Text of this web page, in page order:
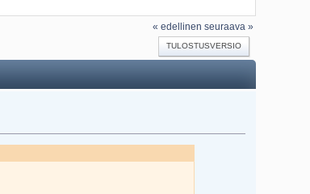
« edellinen seuraava »
TULOSTUSVERSIO